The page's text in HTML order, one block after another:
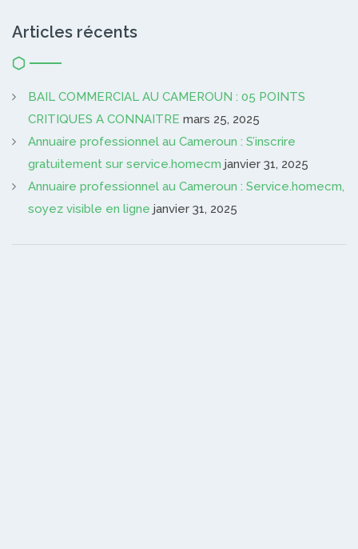
Articles récents
BAIL COMMERCIAL AU CAMEROUN : 05 POINTS
CRITIQUES A CONNAITRE mars 25, 2025
Annuaire professionnel au Cameroun : S’inscrire
gratuitement sur service.homecm janvier 31, 2025
Annuaire professionnel au Cameroun : Service.homecm,
soyez visible en ligne janvier 31, 2025